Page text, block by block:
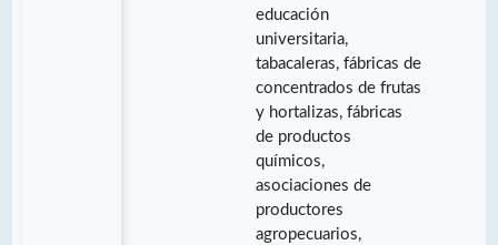
educación
universitaria,
tabacaleras, fábricas de
concentrados de frutas
y hortalizas, fábricas
de productos
químicos,
asociaciones de
productores
agropecuarios,